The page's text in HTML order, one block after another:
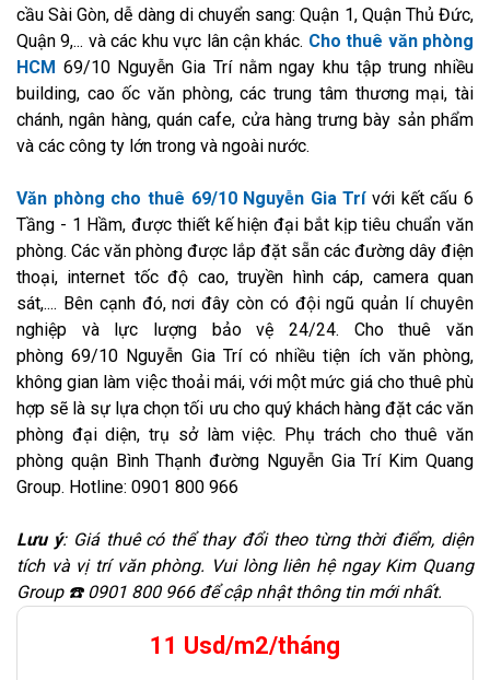
cầu Sài Gòn, dễ dàng di chuyển sang: Quận 1, Quận Thủ Đức,
Quận 9,... và các khu vực lân cận khác. Cho thuê văn phòng
HCM 69/10 Nguyễn Gia Trí nằm ngay khu tập trung nhiều
building, cao ốc văn phòng, các trung tâm thương mại, tài
chánh, ngân hàng, quán cafe, cửa hàng trưng bày sản phẩm
và các công ty lớn trong và ngoài nước.
Văn phòng cho thuê 69/10 Nguyễn Gia Trívới kết cấu 6
Tầng - 1 Hầm, được thiết kế hiện đại bắt kịp tiêu chuẩn văn
phòng. Các văn phòng được lắp đặt sẵn các đường dây điện
thoại, internet tốc độ cao, truyền hình cáp, camera quan
sát,.... Bên cạnh đó, nơi đây còn có đội ngũ quản lí chuyên
nghiệp và lực lượng bảo vệ 24/24. Cho thuê văn
phòng 69/10 Nguyễn Gia Trí có nhiều tiện ích văn phòng,
không gian làm việc thoải mái, với một mức giá cho thuê phù
hợp sẽ là sự lựa chọn tối ưu cho quý khách hàng đặt các văn
phòng đại diện, trụ sở làm việc. Phụ trách cho thuê văn
phòng quận Bình Thạnh đường Nguyễn Gia Trí Kim Quang
Group. Hotline: 0901 800 966
Lưu ý: Giá thuê có thể thay đổi theo từng thời điểm, diện
tích và vị trí văn phòng. Vui lòng liên hệ ngay Kim Quang
Group ☎️ 0901 800 966 để cập nhật thông tin mới nhất.
11 Usd/m2/tháng